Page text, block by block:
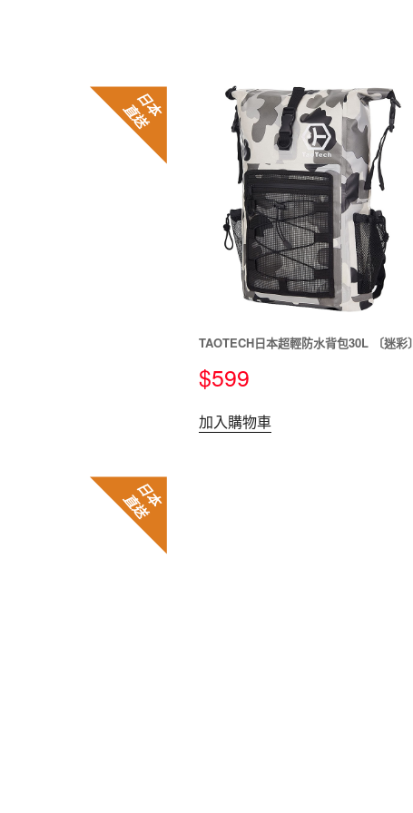
日
本直
送
TAOTECH日本超輕防水背包30L 〔迷彩〕
$599
加入購物車
日
本直
送